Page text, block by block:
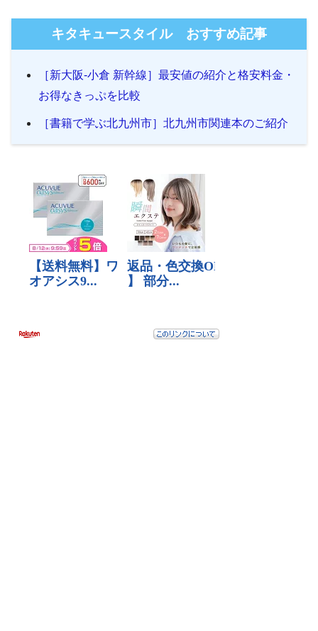
キタキュースタイル おすすめ記事
［新大阪-小倉 新幹線］最安値の紹介と格安料金・
お得なきっぷを比較
［書籍で学ぶ北九州市］北九州市関連本のご紹介